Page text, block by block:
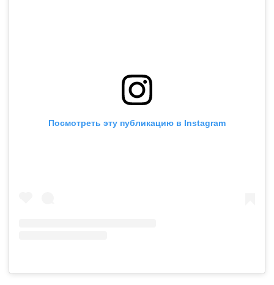
Посмотреть эту публикацию в Instagram